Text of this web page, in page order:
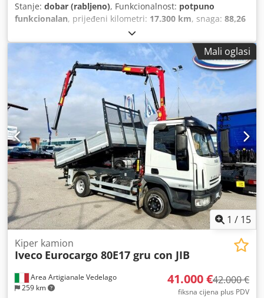
Stanje: dobar (rabljeno), Funkcionalnost: potpuno
funkcionalan, prijeđeni kilometri: 17.300 km, snaga: 88,26
, vrsta goriva:dizel
5.430 kg, ukupna masa:10.500 kg, konfiguracija osovina:
, Godina proizvodnje:
, Oprema:
pogon na sva četiri kotača,
Mali oglasi
1 / 15
Area Artigianale Vedelago
259 km
Kiper kamion
Iveco Eurocargo 80E17 gru con JIB
41.000 €42.000 €
fiksna cijena plus PDV